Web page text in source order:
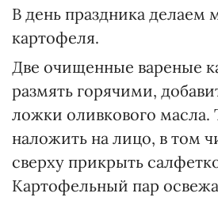
В день праздника делаем
картофеля.
Две очищенные вареные
размять горячими,
ложки оливкового масла.
наложить на лицо, в том
сверху прикрыть
Картофельный пар